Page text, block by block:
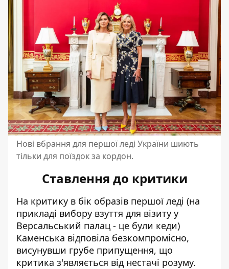
Нові вбрання для першої леді України шиють
тільки для поїздок за кордон.
Ставлення до критики
На критику в бік образів першої леді (на
прикладі вибору взуття для візиту у
Версальський палац - це були кеди)
Каменська відповіла безкомпромісно,
висунувши грубе припущення, що
критика з'являється від нестачі розуму.